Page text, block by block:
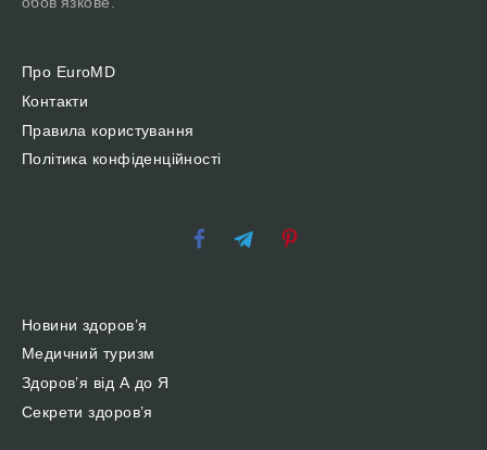
Про EuroMD
Контакти
Правила користування
Політика конфіденційності
Новини здоров’я
Медичний туризм
Здоров’я від А до Я
Секрети здоров’я